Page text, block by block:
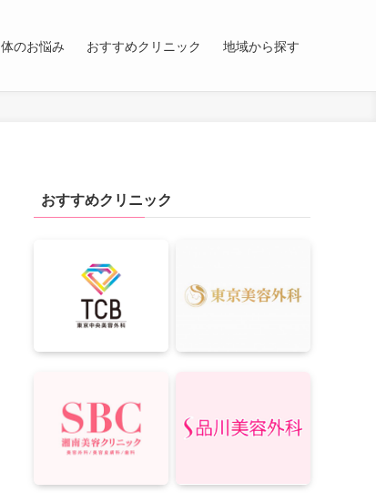
体のお悩み おすすめクリニック 地域から探す
おすすめクリニック